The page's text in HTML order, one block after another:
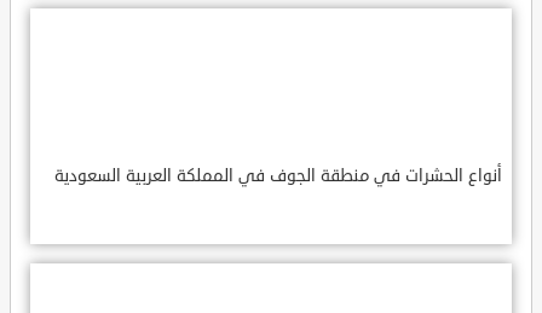
أنواع الحشرات في منطقة الجوف في المملكة العربية السعودية